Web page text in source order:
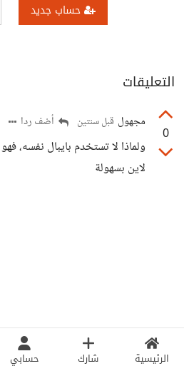
الرئيسية شارك حسابي
حساب جديد
التعليقات
0
مجهول قبل سنتين أضف ردا
ولماذا لا تستخدم بايبال نفسه،
لاين بسهولة